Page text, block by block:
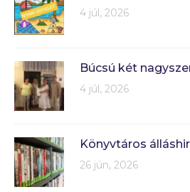
4 júl, 2026
Búcsú két
4 júl, 2026
Könyvtáros
26 jún, 2026